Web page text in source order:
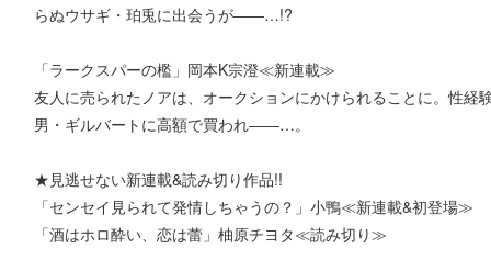
らぬウサギ・珀兎に出会うが――…!?
「ラークスパーの檻」岡本K宗澄≪新連載≫
友人に売られたノアは、オークションにかけられることに。性経
男・ギルバートに高額で買われ――…。
★見逃せない新連載&読み切り作品!!
「センセイ見られて発情しちゃうの？」小鴨≪新連載&初登場≫
「酒はホロ酔い、恋は蕾」柚原チヨタ≪読み切り≫